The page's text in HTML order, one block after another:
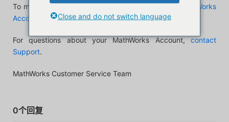
To make the most of your license,sign in to your MathWorks
Account
to viewyour license benefits.
For questions about your MathWorks Account,contact
Support.
MathWorks Customer Service Team
0个回复
Close and do not switch language